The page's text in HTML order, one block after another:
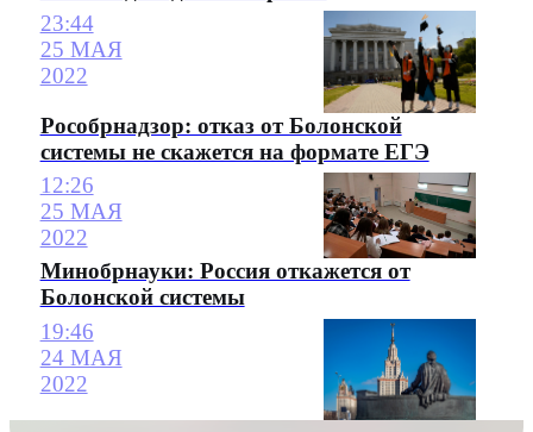
23:44
25 МАЯ
2022
Рособрнадзор: отказ от Болонской
системы не скажется на формате ЕГЭ
12:26
25 МАЯ
2022
Минобрнауки: Россия откажется от
Болонской системы
19:46
24 МАЯ
2022